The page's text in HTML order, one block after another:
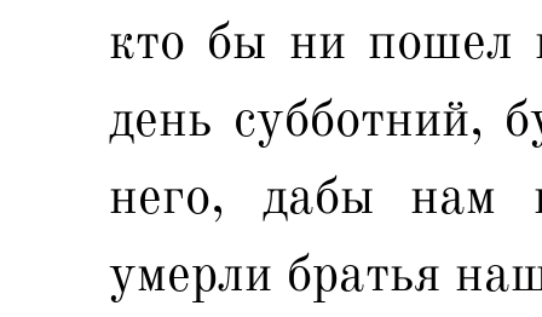
кто бы ни пошел
день субботний,
него, дабы нам
умерли братья